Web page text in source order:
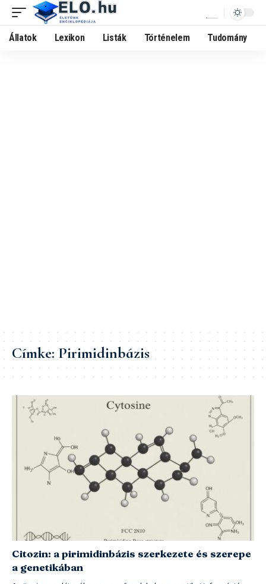
Állatok Lexikon Listák Történelem Tudomány
Címke:Pirimidinbázis
Citozin: a pirimidinbázis szerkezete és szerepe
a genetikában